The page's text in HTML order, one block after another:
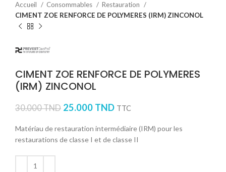
Accueil Consommables
Restauration
CIMENT ZOE RENFORCE DE POLYMERES (IRM) ZINCONOL
CIMENT ZOE RENFORCE DE POLYMERES
(IRM) ZINCONOL
30.000TND 25.000 TND TTC
Matériau de restauration intermédiaire (IRM) pour les
restaurations de classe I et de classe II